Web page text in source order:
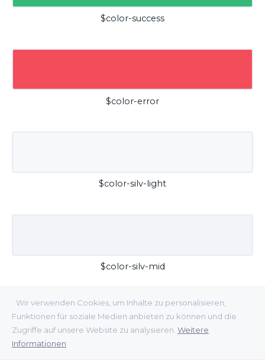
Wir verwenden Cookies, um Inhalte zu personalisieren,
Funktionen für soziale Medien anbieten zu können und die
Zugriffe auf unsere Website zu analysieren. Weitere
Informationen
$color-success
$color-error
$color-silv-light
$color-silv-mid